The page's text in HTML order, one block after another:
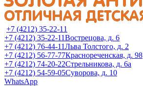
+7 (4212) 35-22-11
+7 (4212) 35-22-11Вострецова, д. 6
+7 (4212) 76-44-11Льва Толстого, д. 2
+7 (4212) 56-77-77Краснореченская, д. 98
+7 (4212) 74-20-22Стрельникова, д. 6а
+7 (4212) 54-59-05Суворова, д. 10
WhatsApp